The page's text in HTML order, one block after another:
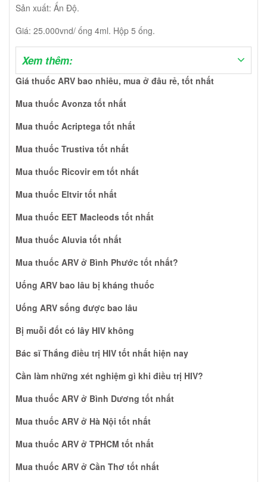
Sản xuất: Ấn Độ.
Giá: 25.000vnd/ ống 4ml. Hộp 5 ống.
Xem thêm:
Giá thuốc ARV bao nhiêu, mua ở đâu rẻ, tốt nhất
Mua thuốc Avonza tốt nhất
Mua thuốc Acriptega tốt nhất
Mua thuốc Trustiva tốt nhất
Mua thuốc Ricovir em tốt nhất
Mua thuốc Eltvir tốt nhất
Mua thuốc EET Macleods tốt nhất
Mua thuốc Aluvia tốt nhất
Mua thuốc ARV ở Bình Phước tốt nhất?
Uống ARV bao lâu bị kháng thuốc
Uống ARV sống được bao lâu
Bị muỗi đốt có lây HIV không
Bác sĩ Thắng điều trị HIV tốt nhất hiện nay
Cần làm những xét nghiệm gì khi điều trị HIV?
Mua thuốc ARV ở Bình Dương tốt nhất
Mua thuốc ARV ở Hà Nội tốt nhất
Mua thuốc ARV ở TPHCM tốt nhất
Mua thuốc ARV ở Cần Thơ tốt nhất